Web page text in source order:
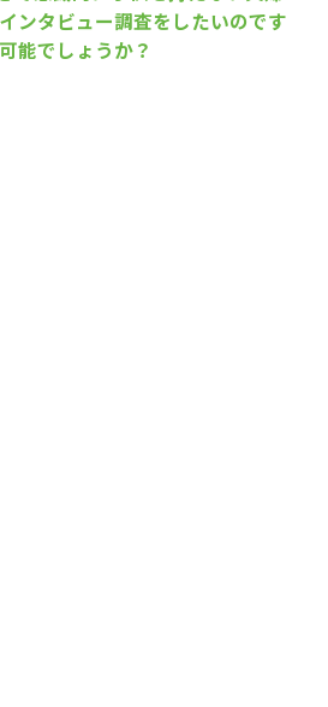
ンタビュー調査をしたいのです
能でしょうか？